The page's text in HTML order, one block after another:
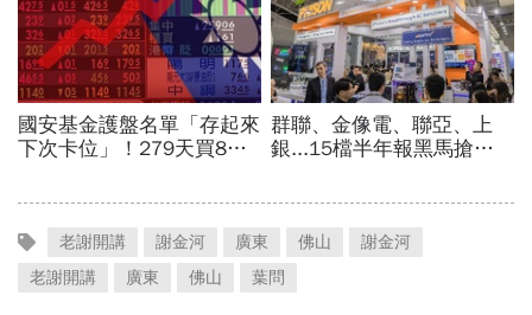
老謝開講 謝金河 廣東 佛山
謝金河
老謝開講
廣東 佛山 葉問